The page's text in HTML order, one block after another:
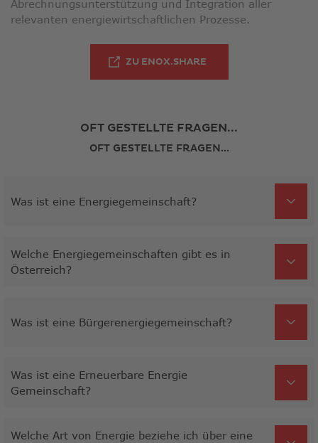
Abrechnungsunterstützung und Integration aller
relevanten energiewirtschaftlichen Prozesse.
ZU ENOX.SHARELINK ÖFFNET IN
OFT GESTELLTE FRAGEN...
OFT GESTELLTE FRAGEN...
Was ist eine Energiegemeinschaft?
Welche Energiegemeinschaften gibt es in
Österreich?
Was ist eine Bürgerenergiegemeinschaft?
Was ist eine Erneuerbare Energie
Gemeinschaft?
Welche Art von Energie beziehe ich über eine